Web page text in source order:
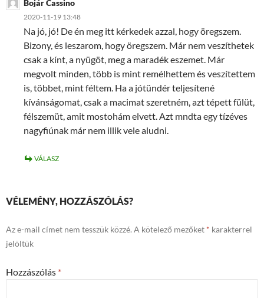
Bojár Cassino
2020-11-19 13:48
Na jó, jó! De én meg itt kérkedek azzal, hogy öregszem.
Bizony, és leszarom, hogy öregszem. Már nem veszíthetek
csak a kínt, a nyügöt, meg a maradék eszemet. Már
megvolt minden, több is mint remélhettem és veszítettem
is, többet, mint féltem. Ha a jótündér teljesítené
kívánságomat, csak a macimat szeretném, azt tépett fülüt,
félszemüt, amit mostohám elvett. Azt mndta egy tízéves
nagyfiúnak már nem illik vele aludni.
VÁLASZ
VÉLEMÉNY, HOZZÁSZÓLÁS?
Az e-mail címet nem tesszük közzé. A kötelező mezőket * karakterrel
jelöltük
Hozzászólás *